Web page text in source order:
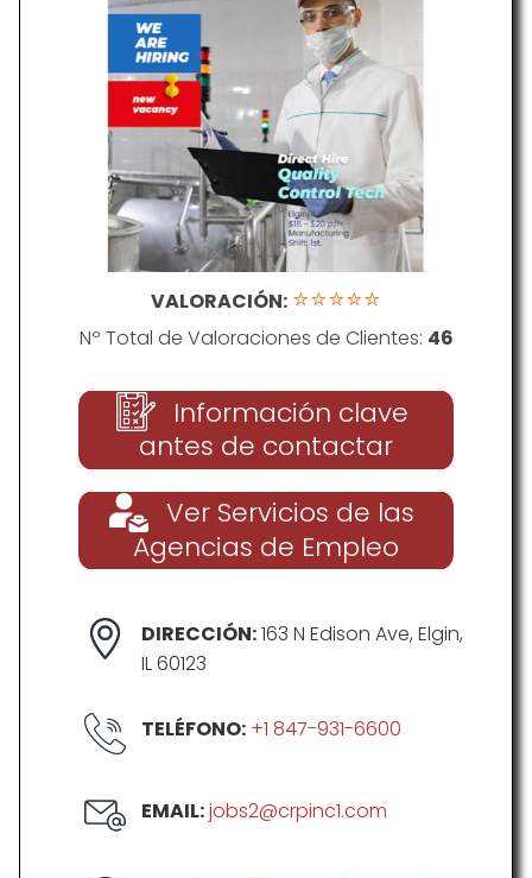
VALORACIÓN: ⭐⭐⭐⭐⭐
Nº Total de Valoraciones de Clientes: 46
Información clave
antes de contactar
Ver Servicios de las
Agencias de Empleo
DIRECCIÓN:163 N Edison Ave, Elgin,
IL 60123
TELÉFONO: +1 847-931-6600
EMAIL:jobs2@crpinc1.com